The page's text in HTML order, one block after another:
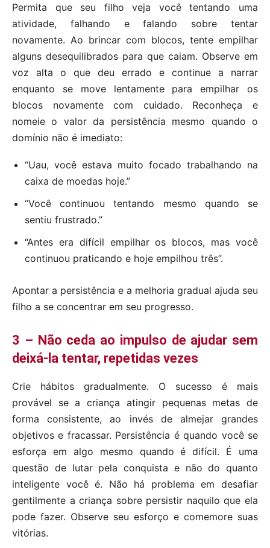
Permita que seu filho veja você tentando uma
atividade, falhando e falando sobre tentar
novamente. Ao brincar com blocos, tente empilhar
alguns desequilibrados para que caiam. Observe em
voz alta o que deu errado e continue a narrar
enquanto se move lentamente para empilhar os
blocos novamente com cuidado. Reconheça e
nomeie o valor da persistência mesmo quando o
domínio não é imediato:
“Uau, você estava muito focado trabalhando na
caixa de moedas hoje.”
“Você continuou tentando mesmo quando se
sentiu frustrado.”
“Antes era difícil empilhar os blocos, mas você
continuou praticando e hoje empilhou três”.
Apontar a persistência e a melhoria gradual ajuda seu
filho a se concentrar em seu progresso.
3 – Não ceda ao impulso de ajudar sem
deixá-la tentar, repetidas vezes
Crie hábitos gradualmente. O sucesso é mais
provável se a criança atingir pequenas metas de
forma consistente, ao invés de almejar grandes
objetivos e fracassar. Persistência é quando você se
esforça em algo mesmo quando é difícil. É uma
questão de lutar pela conquista e não do quanto
inteligente você é. Não há problema em desafiar
gentilmente a criança sobre persistir naquilo que ela
pode fazer. Observe seu esforço e comemore suas
vitórias.